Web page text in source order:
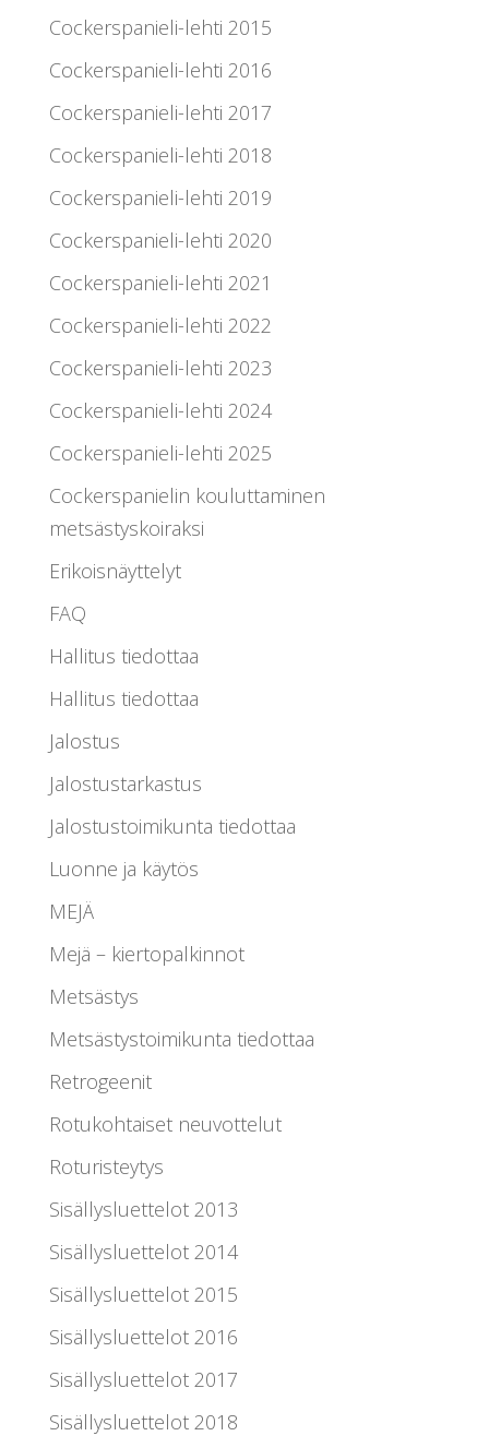
Cockerspanieli-lehti 2015
Cockerspanieli-lehti 2016
Cockerspanieli-lehti 2017
Cockerspanieli-lehti 2018
Cockerspanieli-lehti 2019
Cockerspanieli-lehti 2020
Cockerspanieli-lehti 2021
Cockerspanieli-lehti 2022
Cockerspanieli-lehti 2023
Cockerspanieli-lehti 2024
Cockerspanieli-lehti 2025
Cockerspanielin kouluttaminen
metsästyskoiraksi
Erikoisnäyttelyt
FAQ
Hallitus tiedottaa
Hallitus tiedottaa
Jalostus
Jalostustarkastus
Jalostustoimikunta tiedottaa
Luonne ja käytös
MEJÄ
Mejä – kiertopalkinnot
Metsästys
Metsästystoimikunta tiedottaa
Retrogeenit
Rotukohtaiset neuvottelut
Roturisteytys
Sisällysluettelot 2013
Sisällysluettelot 2014
Sisällysluettelot 2015
Sisällysluettelot 2016
Sisällysluettelot 2017
Sisällysluettelot 2018